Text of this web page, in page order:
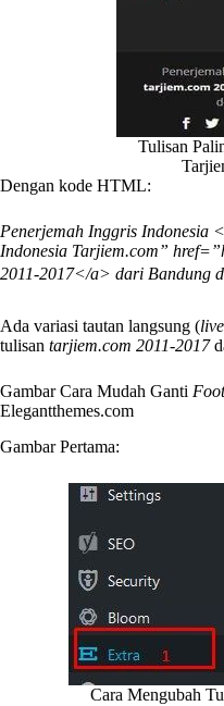
Tulisan
Dengan kode HTML:
Penerjemah Inggris Indonesia
Indonesia Tarjiem.com”
2011-2017</a> dari Bandung
Ada variasi tautan langsung (
tulisan tarjiem.com 2011-2017
Gambar Cara Mudah Ganti
Elegantthemes.com
Gambar Pertama:
Cara Mengubah